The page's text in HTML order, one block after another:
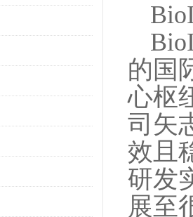
的国
心枢
司矢
效且
研发
展至